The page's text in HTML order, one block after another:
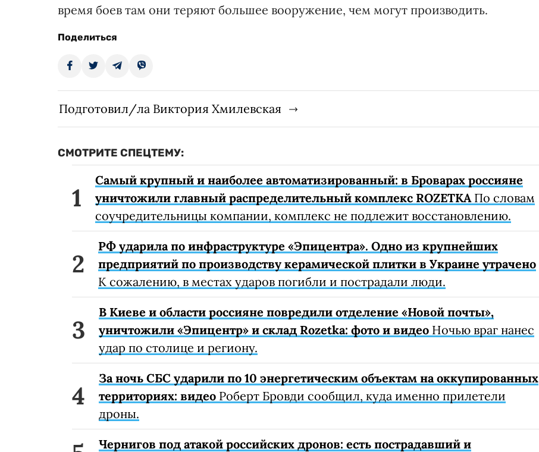
время боев там они теряют большее вооружение, чем могут производить.
Поделиться
Подготовил/ла Виктория Хмилевская
СМОТРИТЕ СПЕЦТЕМУ:
Самый крупный и наиболее автоматизированный: в Броварах россияне
уничтожили главный распределительный комплекс ROZETKAПо словам
соучредительницы компании, комплекс не подлежит восстановлению.
РФ ударила по инфраструктуре «Эпицентра». Одно из крупнейших
предприятий по производству керамической плитки в Украине утрачено
К сожалению, в местах ударов погибли и пострадали люди.
В Киеве и области россияне повредили отделение «Новой почты»,
уничтожили «Эпицентр» и склад Rozetka: фото и видео Ночью враг нанес
удар по столице и региону.
За ночь СБС ударили по 10 энергетическим объектам на оккупированных
территориях: видео Роберт Бровди сообщил, куда именно прилетели
дроны.
Чернигов под атакой российских дронов: есть пострадавший и